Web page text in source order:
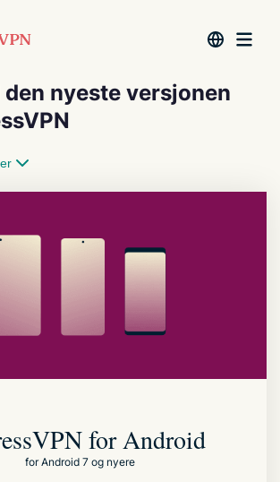
den nyeste versjonen
for Android
for Android 7 og nyere